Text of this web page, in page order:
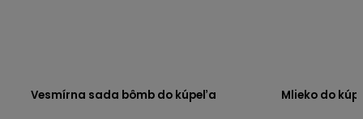
Vesmírna sada bômb do kúpeľa Mlieko do